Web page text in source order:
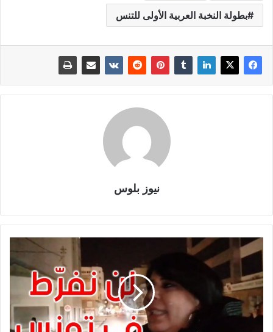
بطولة النخبة العربية الأولى للتنس
نيوز بلوس